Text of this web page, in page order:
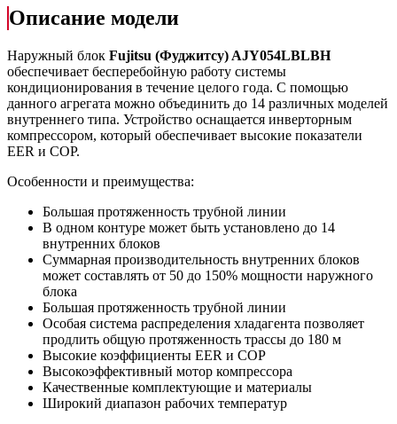
Описание модели
Наружный блок Fujitsu (Фуджитсу) AJY054LBLBH
обеспечивает бесперебойную работу системы
кондиционирования в течение целого года. С помощью
данного агрегата можно объединить до 14 различных моделей
внутреннего типа. Устройство оснащается инверторным
компрессором, который обеспечивает высокие показатели
EER и СОР.
Особенности и преимущества:
Большая протяженность трубной линии
В одном контуре может быть установлено до 14
внутренних блоков
Суммарная производительность внутренних блоков
может составлять от 50 до 150% мощности наружного
блока
Большая протяженность трубной линии
Особая система распределения хладагента позволяет
продлить общую протяженность трассы до 180 м
Высокие коэффициенты EER и СОР
Высокоэффективный мотор компрессора
Качественные комплектующие и материалы
Широкий диапазон рабочих температур